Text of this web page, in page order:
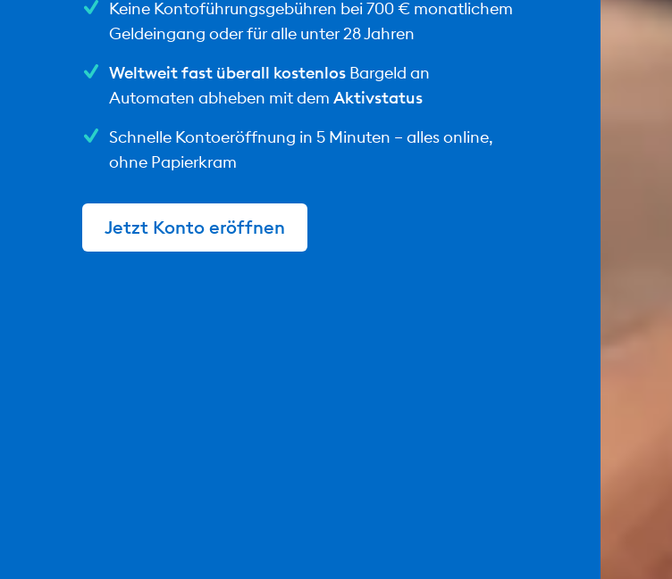
Keine Kontoführungsgebühren bei 700 € monatlichem
Geldeingang oder für alle unter 28 Jahren
Weltweit fast überall kostenlos Bargeld an
Automaten abheben mit demAktivstatus
Schnelle Kontoeröffnung in 5 Minuten – alles online,
ohne Papierkram
Jetzt Konto eröffnen